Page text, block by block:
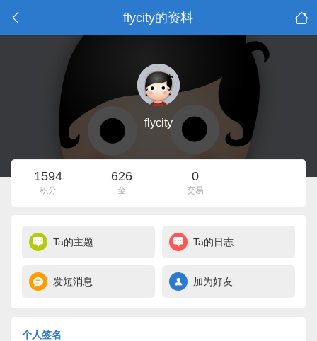
flycity的资料
flycity
1594
积分
626
金
0
交易
Ta的主题 Ta的日志
发短消息 加为好友
个人签名